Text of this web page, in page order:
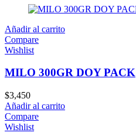
Añadir al carrito
Compare
Wishlist
MILO 300GR DOY PACK
$3,450
Añadir al carrito
Compare
Wishlist